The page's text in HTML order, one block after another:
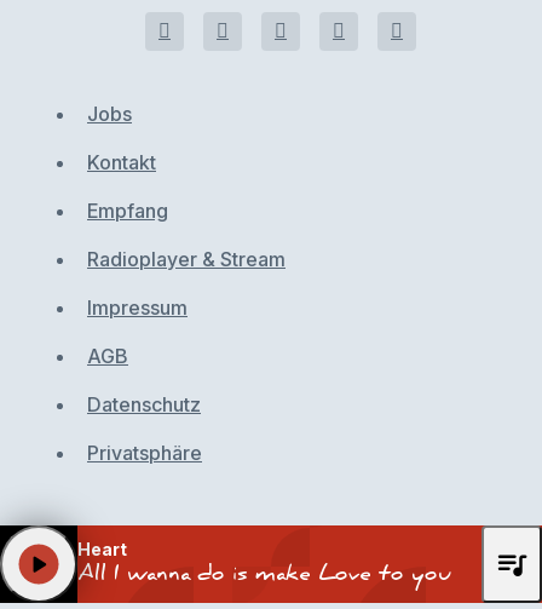
Jobs
Kontakt
Empfang
Radioplayer & Stream
Impressum
AGB
Datenschutz
Privatsphäre
Heart
All I wanna do is make Love to you
play_arrow queue_music